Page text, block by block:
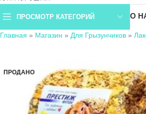
ПРОСМОТР КАТЕГОРИЙ О
Главная » Магазин » Для Грызунчиков »
ПРОДАНО